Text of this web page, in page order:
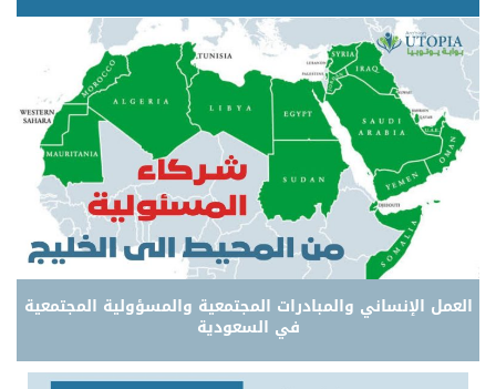
العمل الإنساني والمبادرات المجتمعية والمسؤولية المجتمعية
في السعودية